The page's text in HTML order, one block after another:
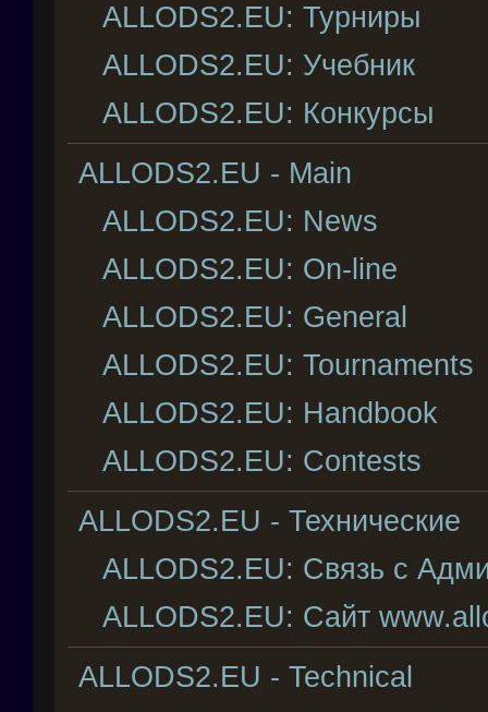
ALLODS2.EU: Турниры
ALLODS2.EU: Учебник
ALLODS2.EU: Конкурсы
ALLODS2.EU - Main
ALLODS2.EU: News
ALLODS2.EU: On-line
ALLODS2.EU: General
ALLODS2.EU: Tournaments
ALLODS2.EU: Handbook
ALLODS2.EU: Contests
ALLODS2.EU - Технические
ALLODS2.EU: Связь с
ALLODS2.EU: Сайт
ALLODS2.EU - Technical